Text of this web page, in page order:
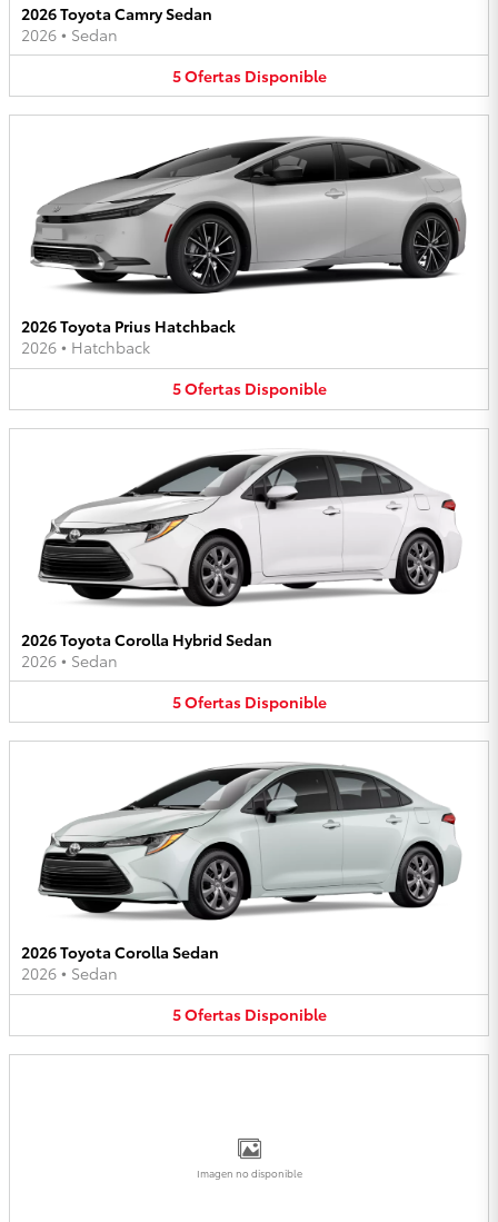
2026 Toyota Camry Sedan
2026 • Sedan
5Ofertas Disponible
2026 Toyota Prius Hatchback
2026 • Hatchback
5Ofertas Disponible
2026 Toyota Corolla Hybrid Sedan
2026 • Sedan
5Ofertas Disponible
2026 Toyota Corolla Sedan
2026 • Sedan
5Ofertas Disponible
Imagen no disponible